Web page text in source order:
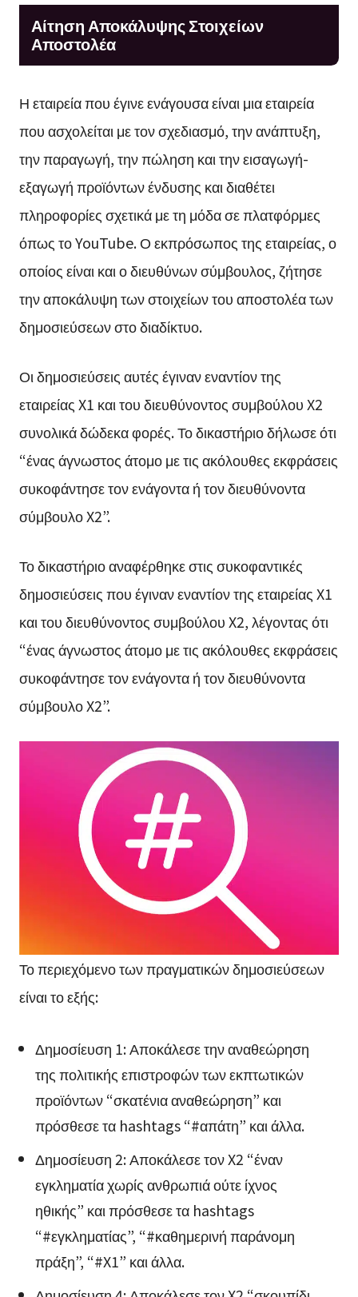
Αίτηση Αποκάλυψης Στοιχείων
Αποστολέα
Η εταιρεία που έγινε ενάγουσα είναι μια εταιρεία
που ασχολείται με τον σχεδιασμό, την ανάπτυξη,
την παραγωγή, την πώληση και την εισαγωγή-
εξαγωγή προϊόντων ένδυσης και διαθέτει
πληροφορίες σχετικά με τη μόδα σε πλατφόρμες
όπως το YouTube. Ο εκπρόσωπος της εταιρείας, ο
οποίος είναι και ο διευθύνων σύμβουλος, ζήτησε
την αποκάλυψη των στοιχείων του αποστολέα των
δημοσιεύσεων στο διαδίκτυο.
Οι δημοσιεύσεις αυτές έγιναν εναντίον της
εταιρείας X1 και του διευθύνοντος συμβούλου X2
συνολικά δώδεκα φορές. Το δικαστήριο δήλωσε ότι
“ένας άγνωστος άτομο με τις ακόλουθες εκφράσεις
συκοφάντησε τον ενάγοντα ή τον διευθύνοντα
σύμβουλο X2”.
Το δικαστήριο αναφέρθηκε στις συκοφαντικές
δημοσιεύσεις που έγιναν εναντίον της εταιρείας X1
και του διευθύνοντος συμβούλου X2, λέγοντας ότι
“ένας άγνωστος άτομο με τις ακόλουθες εκφράσεις
συκοφάντησε τον ενάγοντα ή τον διευθύνοντα
σύμβουλο X2”.
Το περιεχόμενο των πραγματικών δημοσιεύσεων
είναι το εξής:
Δημοσίευση 1: Αποκάλεσε την αναθεώρηση
της πολιτικής επιστροφών των εκπτωτικών
προϊόντων “σκατένια αναθεώρηση” και
πρόσθεσε τα hashtags “#απάτη” και άλλα.
Δημοσίευση 2: Αποκάλεσε τον X2 “έναν
εγκληματία χωρίς ανθρωπιά ούτε ίχνος
ηθικής” και πρόσθεσε τα hashtags
“#εγκληματίας”, “#καθημερινή παράνομη
πράξη”, “#X1” και άλλα.